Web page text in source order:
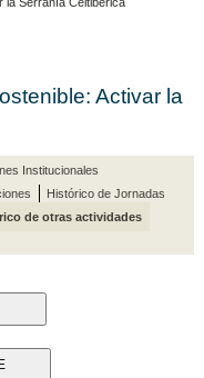
Activar la
Institucionales
Histórico de Jornadas
de otras actividades